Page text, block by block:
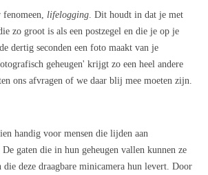
lifelogging . Dit houdt in dat je met
zo groot is als een postzegel en die je op je
dertig seconden een foto maakt van je
geheugen' krijgt zo een heel andere
ons afvragen of we daar blij mee moeten zijn.
handig voor mensen die lijden aan
gaten die in hun geheugen vallen kunnen ze
die deze draagbare minicamera hun levert. Door